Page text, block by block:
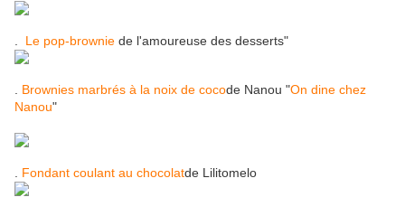
Le pop-brownie de l'amoureuse des desserts"
Brownies marbrés à la noix de cocode Nanou "On dine chez
Nanou"
Fondant coulant au chocolatde Lilitomelo